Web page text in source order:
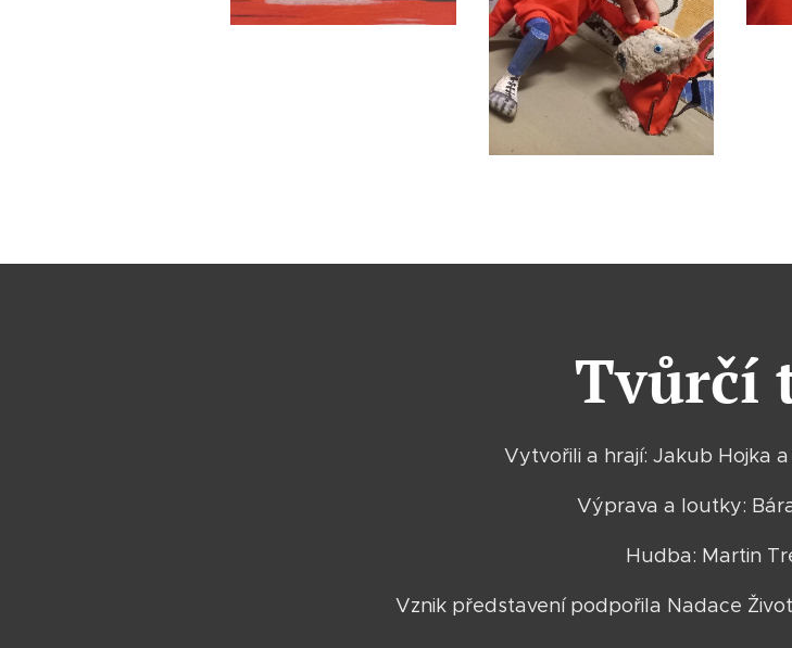
Tvůrčí
Vytvořili a hrají: Jakub Hojka
Výprava a loutky:
Hudba: Martin
Vznik představení podpořila Nadace